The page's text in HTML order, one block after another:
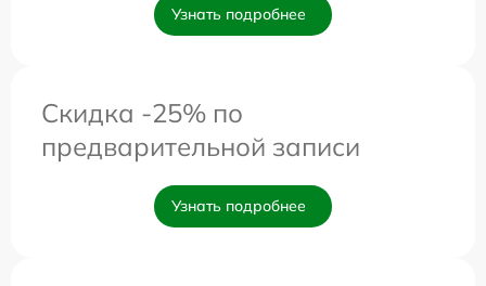
Узнать подробнее
Скидка -25% по
предварительной записи
Узнать подробнее